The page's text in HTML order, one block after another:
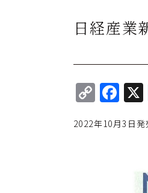
日経産業
C
o
p
F
c
2022年10月3日発